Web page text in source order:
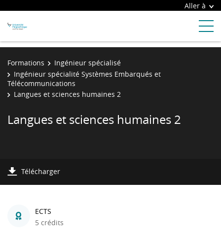
Aller à
Formations
Ingénieur spécialisé
Ingénieur spécialité Systèmes Embarqués et
Télécommunications
Langues et sciences humaines 2
Langues et sciences humaines 2
Télécharger
ECTS
5 crédits